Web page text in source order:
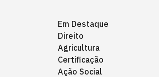
Em Destaque
Direito
Agricultura
Certificação
Ação Social